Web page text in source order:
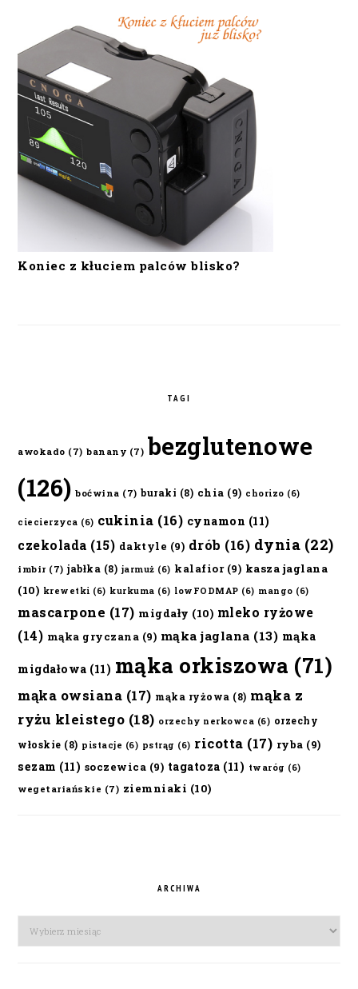
Koniec z kłuciem palców blisko?
TAGI
awokado (7) banany (7) bezglutenowe
(126) boćwina (7) buraki (8) chia (9) chorizo (6)
ciecierzyca (6) cukinia (16) cynamon (11)
czekolada (15) daktyle (9) drób (16) dynia (22)
imbir (7) jabłka (8) jarmuż (6) kalafior(9) kasza jaglana
(10) krewetki (6) kurkuma (6) lowFODMAP (6) mango (6)
mascarpone (17) migdały (10) mleko ryżowe
(14) mąka gryczana (9) mąka jaglana (13) mąka
migdałowa (11) mąka orkiszowa (71)
mąka owsiana (17) mąka ryżowa (8) mąka z
ryżu kleistego (18) orzechy nerkowca (6) orzechy
włoskie (8) pistacje (6) pstrąg (6) ricotta (17) ryba (9)
sezam (11) soczewica (9) tagatoza (11) twaróg (6)
wegetariańskie (7) ziemniaki (10)
ARCHIWA
Archiwa